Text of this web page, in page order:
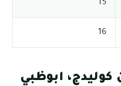
15
16
ابوظبي